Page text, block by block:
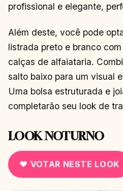
profissional e elegante,
Além deste, você pode
listrada preto e branco
calças de alfaiataria.
salto baixo para um visual
Uma bolsa estruturada e
completarão seu look de
LOOK NOTURNO
♥ VOTAR NESTE LOOK